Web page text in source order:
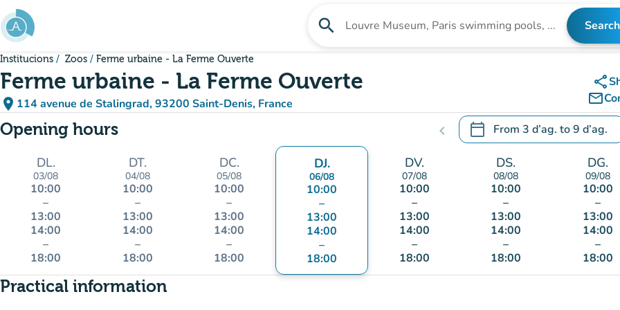
Go to main content
search Search for an institution Search
Institucions Zoos Ferme urbaine - La Ferme Ouverte
Ferme urbaine - La Ferme Ouverte
place 114 avenue de Stalingrad, 93200 Saint-Denis, France
(open in Google Maps)
(new tab)
share
mail_outline
Opening hours chevron_left calendar_today From 3 d’ag. to9 d’ag.
.Open the calendar to change
DL.
03/08
10:00
–
13:00
14:00
–
18:00
DT.
04/08
10:00
–
13:00
14:00
–
18:00
DC.
05/08
10:00
–
13:00
14:00
–
18:00
DJ.
06/08
10:00
–
13:00
14:00
–
18:00
DV.
07/08
10:00
–
13:00
14:00
–
18:00
DS.
08/08
10:00
–
13:00
14:00
–
18:00
DG.
09/08
10:00
–
13:00
14:00
–
18:00
Practical information